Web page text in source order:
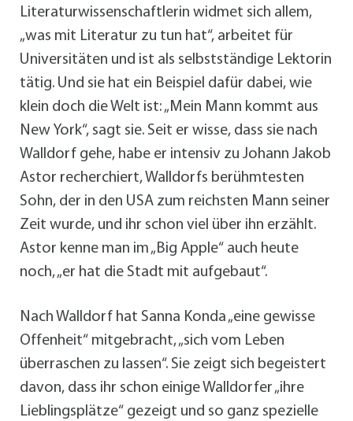
Literaturwissenschaftlerin widmet sich allem,
„was mit Literatur zu tun hat“, arbeitet für
Universitäten und ist als selbstständige Lektorin
tätig. Und sie hat ein Beispiel dafür dabei, wie
klein doch die Welt ist: „Mein Mann kommt aus
New York“, sagt sie. Seit er wisse, dass sie nach
Walldorf gehe, habe er intensiv zu Johann Jakob
Astor recherchiert, Walldorfs berühmtesten
Sohn, der in den USA zum reichsten Mann seiner
Zeit wurde, und ihr schon viel über ihn erzählt.
Astor kenne man im „Big Apple“ auch heute
noch, „er hat die Stadt mit aufgebaut“.
Nach Walldorf hat Sanna Konda „eine gewisse
Offenheit“ mitgebracht, „sich vom Leben
überraschen zu lassen“. Sie zeigt sich begeistert
davon, dass ihr schon einige Walldorfer „ihre
Lieblingsplätze“ gezeigt und so ganz spezielle